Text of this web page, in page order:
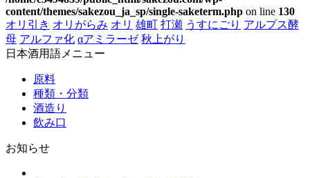
content/themes/sakezou_ja_sp/single-saketerm.php on line 130
オリ引き オリがらみ オリ 雄町 打瀬 うすにごり アルプス酵
母 アルファ化 αアミラーゼ 秋上がり
日本酒用語メニュー
原料
種類・分類
酒造り
飲み口
お知らせ